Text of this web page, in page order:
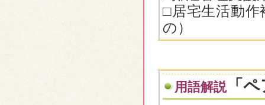
□居宅生活動作
の）
用語解説「ペ